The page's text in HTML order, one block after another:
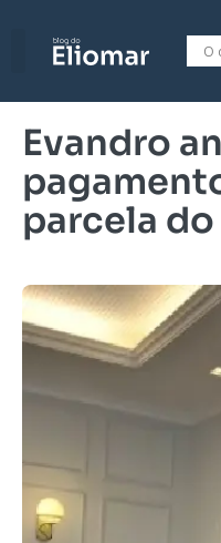
Evandro
parcela do